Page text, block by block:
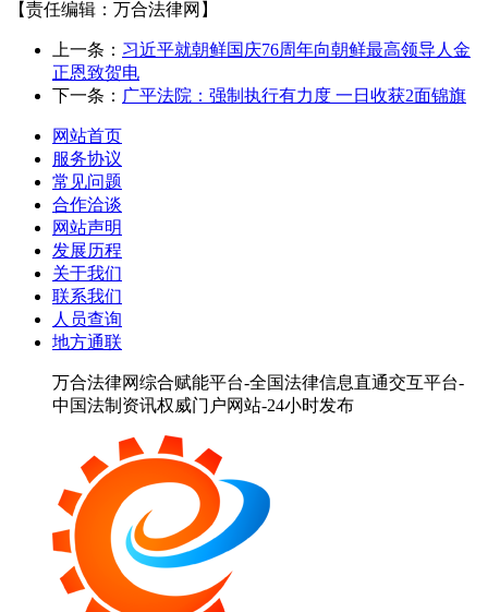
【责任编辑：万合法律网】
上一条： 习近平就朝鲜国庆76周年向朝鲜最高领导人金
正恩致贺电
下一条： 广平法院：强制执行有力度 一日收获2面锦旗
网站首页
服务协议
常见问题
合作洽谈
网站声明
发展历程
关于我们
联系我们
人员查询
地方通联
万合法律网综合赋能平台-全国法律信息直通交互平台-
中国法制资讯权威门户网站-24小时发布